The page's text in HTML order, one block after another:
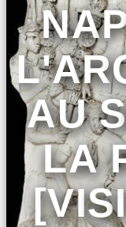
AU
LA